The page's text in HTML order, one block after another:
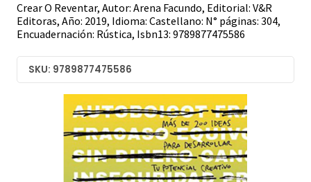
Crear O Reventar, Autor: Arena Facundo, Editorial: V&R
Editoras, Año: 2019, Idioma: Castellano: N° páginas: 304,
Encuadernación: Rústica, Isbn13: 9789877475586
SKU: 9789877475586